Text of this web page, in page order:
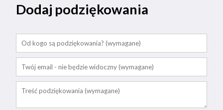
Dodaj podziękowania